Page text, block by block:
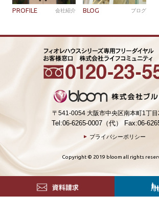
PROFILE 会社紹介 BLOG ブログ
〒541-0054 大阪市中央区南本町1丁
Tel:06-6265-0007（代） Fax:06-
プライバシーポリシー
Copyright © 2019 bloom all rights